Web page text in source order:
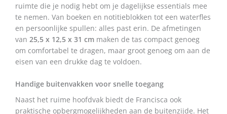
ruimte die je nodig hebt om je dagelijkse essentials mee
te nemen. Van boeken en notitieblokken tot een waterfles
en persoonlijke spullen: alles past erin. De afmetingen
van 25,5 x 12,5 x 31 cm maken de tas compact genoeg
om comfortabel te dragen, maar groot genoeg om aan de
eisen van een drukke dag te voldoen.
Handige buitenvakken voor snelle toegang
Naast het ruime hoofdvak biedt de Francisca ook
praktische opbergmogelijkheden aan de buitenzijde. Het